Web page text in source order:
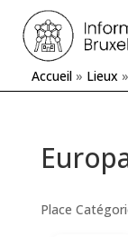
Accueil » Lieux »
Place